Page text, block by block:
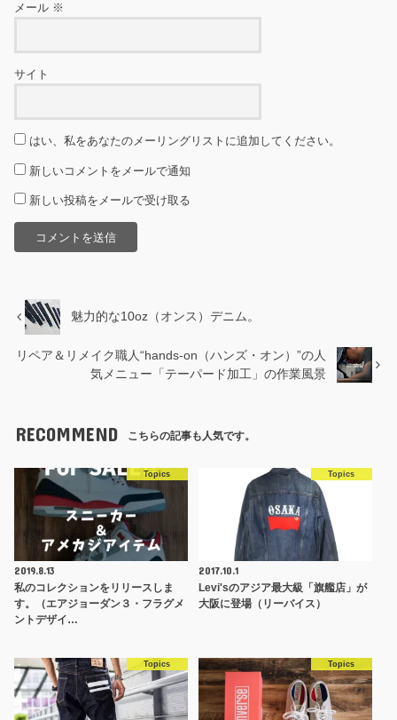
メール ※
サイト
はい、私をあなたのメーリングリストに追加してください。
新しいコメントをメールで通知
新しい投稿をメールで受け取る
魅力的な10oz（オンス）デニム。
リペア＆リメイク職人“hands-on（ハンズ・オン）”の人
気メニュー「テーパード加工」の作業風景
RECOMMEND こちらの記事も人気です。
Topics
2019.8.13
私のコレクションをリリースしま
す。（エアジョーダン３・フラグメ
ントデザイ…
Topics
2017.10.1
Levi'sのアジア最大級「旗艦店」が
大阪に登場（リーバイス）
Topics Topics